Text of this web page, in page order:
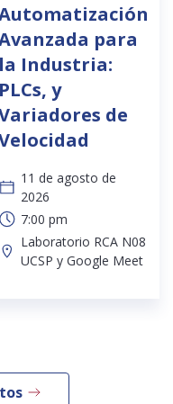
para
la Industria:
PLCs, y
de
11 de agosto de
2026
7:00 pm
Laboratorio RCA N08
UCSP y Google Meet